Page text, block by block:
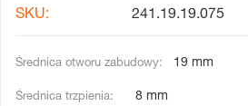
241.19.19.075
19 mm
8 mm